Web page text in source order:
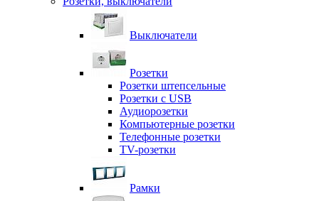
Выключатели
Розетки
Розетки штепсельные
Розетки с USB
Аудиорозетки
Компьютерные розетки
Телефонные розетки
TV-розетки
Рамки